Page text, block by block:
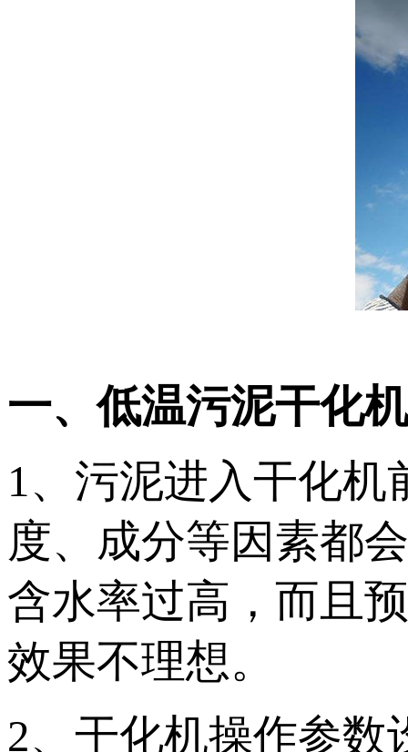
一、低温污泥干化
1、污泥进入干化
度、成分等因素都
含水率过高，而且
效果不理想。
2、干化机操作参